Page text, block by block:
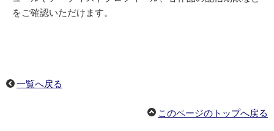
をご確認いただけます。
一覧へ戻る
このページのトップへ戻る